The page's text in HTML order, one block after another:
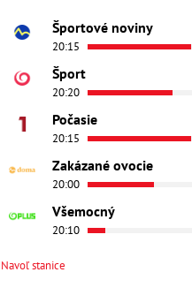
Športové noviny
20:15
Šport
20:20
Počasie
20:15
Zakázané ovocie
20:00
Všemocný
20:10
Navoľ stanice